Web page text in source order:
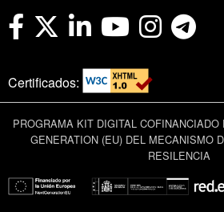
Certificados:
PROGRAMA KIT DIGITAL
GENERATION (EU) DEL MECANISMO
RESILENCIA